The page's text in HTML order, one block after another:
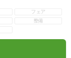
フェア
整備